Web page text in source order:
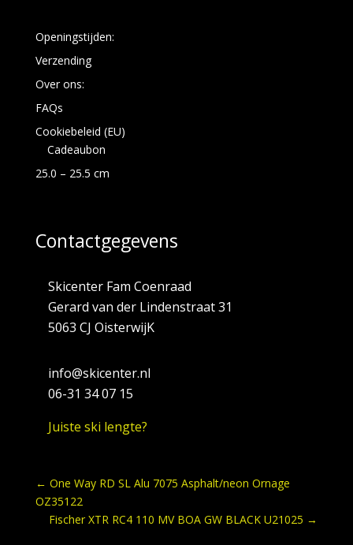
Openingstijden:
Verzending
Over ons:
FAQs
Cookiebeleid (EU)
Cadeaubon
25.0 – 25.5 cm
Contactgegevens
Skicenter Fam Coenraad
Gerard van der Lindenstraat 31
5063 CJ OisterwijK
info@skicenter.nl
06-31 34 07 15
Juiste ski lengte?
← One Way RD SL Alu 7075 Asphalt/neon Ornage
OZ35122
Fischer XTR RC4 110 MV BOA GW BLACK U21025 →